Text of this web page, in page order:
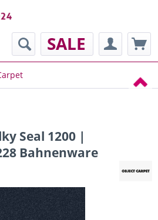
SALE
Seal 1200 |
Bahnenware